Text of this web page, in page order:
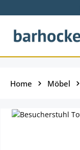
Zum Hauptinhalt
Home Möbel